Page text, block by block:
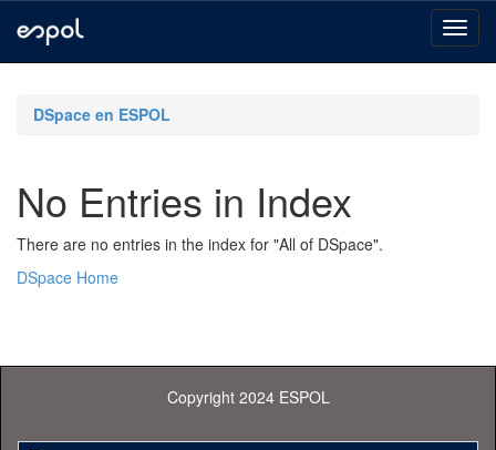
navigationDSpace en ESPOL
No Entries in Index
There are no entries in the index for "All of DSpace".
DSpace Home
Copyright 2024 ESPOL